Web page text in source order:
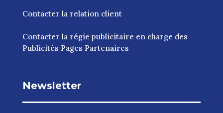
Contacter la relation client
Contacter la régie publicitaire en charge des
Publicités Pages Partenaires
Newsletter